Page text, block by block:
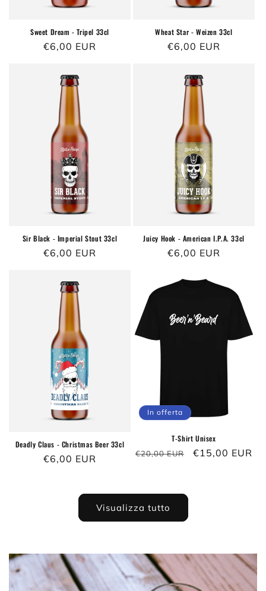
Sweet Dream - Tripel 33cl
Prezzo
listino
€6,00 EUR
Wheat Star - Weizen 33cl
Prezzo
listino
€6,00 EUR
Sir Black - Imperial Stout 33cl
Prezzo
listino
€6,00 EUR
Juicy Hook - American I.P.A. 33cl
Prezzo
listino
€6,00 EUR
Deadly Claus - Christmas Beer 33cl
Prezzo
€6,00 EUR
In offerta
T-Shirt Unisex
Prezzo
€20,00 EUR
Prezzo
€15,00 EUR
Visualizza tutto